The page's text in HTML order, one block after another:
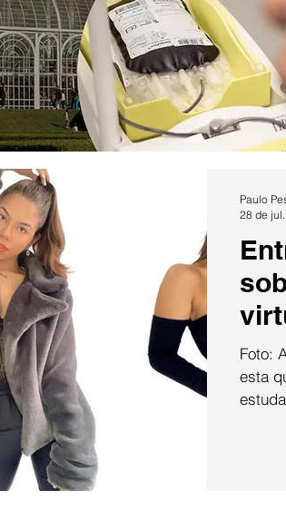
Foto:
esta
Paulo
28 de